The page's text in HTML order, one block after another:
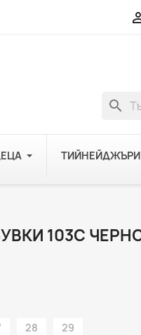
search
ТИЙНЕЙДЖЪРИ
103C
28 29